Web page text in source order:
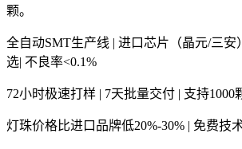
颗。
全自动SMT生产线 | 进口芯片（晶元/三安
选| 不良率<0.1%
72小时极速打样 | 7天批量交付 | 支持1000
灯珠价格比进口品牌低20%-30% | 免费技